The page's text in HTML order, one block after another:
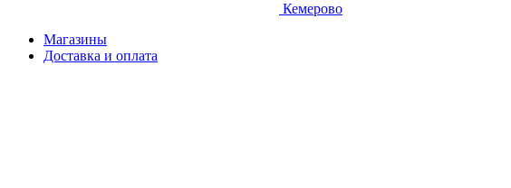
Кемерово
Магазины
Доставка и оплата